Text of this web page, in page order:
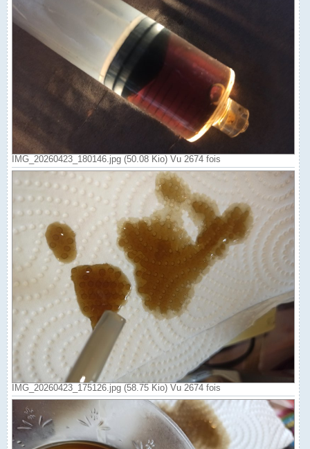
IMG_20260423_180146.jpg (50.08 Kio) Vu 2674 fois
IMG_20260423_175126.jpg (58.75 Kio) Vu 2674 fois